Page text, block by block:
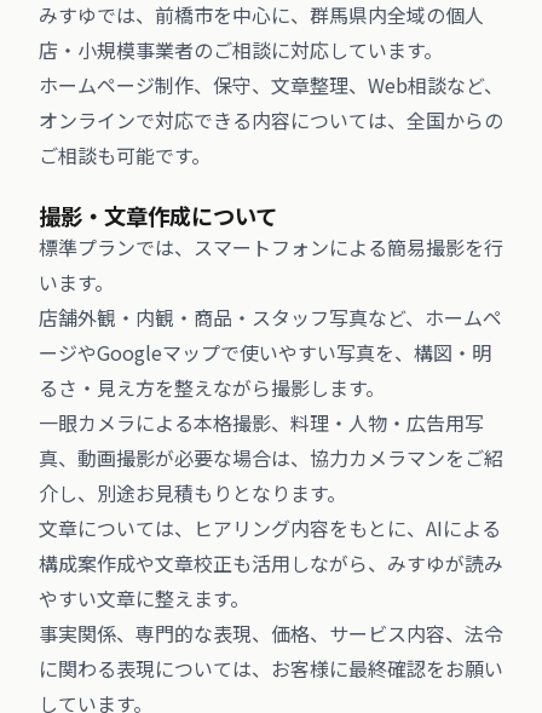
みすゆでは、前橋市を中心に、群馬県内全域の個人
店・小規模事業者のご相談に対応しています。
ホームページ制作、保守、文章整理、Web相談など、
オンラインで対応できる内容については、全国からの
ご相談も可能です。
撮影・文章作成について
標準プランでは、スマートフォンによる簡易撮影を行
います。
店舗外観・内観・商品・スタッフ写真など、ホームペ
ージやGoogleマップで使いやすい写真を、構図・明
るさ・見え方を整えながら撮影します。
一眼カメラによる本格撮影、料理・人物・広告用写
真、動画撮影が必要な場合は、協力カメラマンをご紹
介し、別途お見積もりとなります。
文章については、ヒアリング内容をもとに、AIによる
構成案作成や文章校正も活用しながら、みすゆが読み
やすい文章に整えます。
事実関係、専門的な表現、価格、サービス内容、法令
に関わる表現については、お客様に最終確認をお願い
しています。